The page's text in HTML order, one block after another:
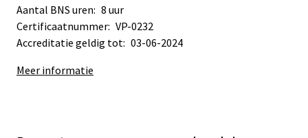
Aantal BNS uren: 8 uur
Certificaatnummer: VP-0232
Accreditatie geldig tot: 03-06-2024
Meer informatie